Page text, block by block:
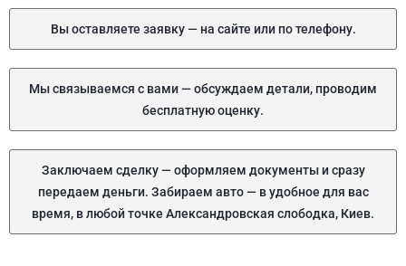
Вы оставляете заявку — на сайте или по телефону.
Мы связываемся с вами — обсуждаем детали, проводим
бесплатную оценку.
Заключаем сделку — оформляем документы и сразу
передаем деньги. Забираем авто — в удобное для вас
время, в любой точке Александровская слободка, Киев.